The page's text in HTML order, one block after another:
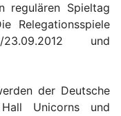
regulären Spieltag
Relegationsspiele
und
der Deutsche
Unicorns und